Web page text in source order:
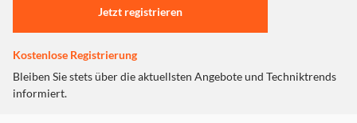
Tracklist:
1000 Träumeland
Lichterkinder Schlaflied
Jetzt registrieren
Kostenlose Registrierung
Bleiben Sie stets über die aktuellsten Angebote und Techniktrends
informiert.